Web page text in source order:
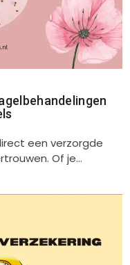
een verzorgde
Of je…